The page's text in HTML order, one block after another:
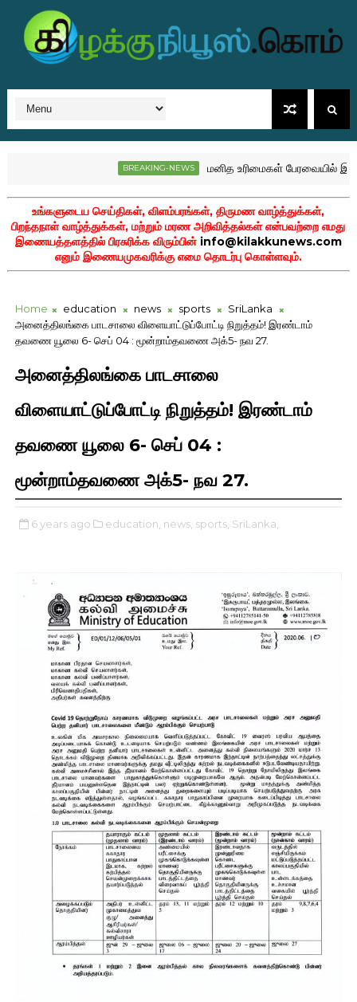
BREAKING-NEWS மனித உரிமைகள் பேரவையில் இலங்கை
சுவிஸில் மரணம்!
உங்களுடைய செய்திகள், விளம்பரங்கள், திருமண வாழ்த்துக்கள்,
பிறந்தநாள் வாழ்த்துக்கள், மற்றும் மரண அறிவித்தல்கள் என்பவற்றை எமது
இணையத்தளத்தில் பிரசுரிக்க விரும்பின் info@kilakkunews.com
எனும் இணையமுகவரிக்கு எமை தொடர்பு கொள்ளவும்.
Home education news sports
SriLanka
அனைத்திலங்கை பாடசாலை விளையாட்டுப்போட்டி நிறுத்தம்! இரண்டாம்
தவணை யூலை 6- செப் 04 : மூன்றாம்தவணை அக்5- நவ 27.
அனைத்திலங்கை பாடசாலை
விளையாட்டுப்போட்டி நிறுத்தம்! இரண்டாம்
தவணை யூலை 6- செப் 04 :
மூன்றாம்தவணை அக்5- நவ 27.
6 years ago education, news, sports, SriLanka,